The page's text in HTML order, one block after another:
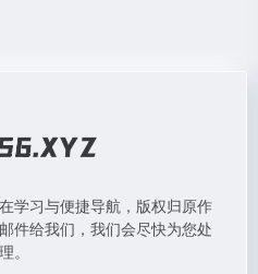
学习与便捷导航，版权归原作
件给我们，我们会尽快为您处
理。